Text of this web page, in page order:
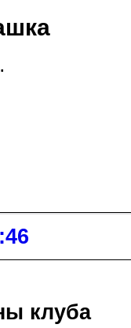
клуба